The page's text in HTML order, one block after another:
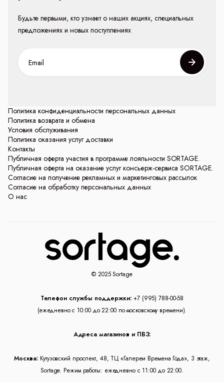
Политика конфиденциальности персональных данных
Политика возврата и обмена
Условия обслуживания
Политика оказания услуг доставки
Контакты
Публичная оферта участия в программе лояльности SORTAGE.
Публичная оферта на оказание услуг консьерж-сервиса SORTAGE.
Согласие на получение рекламных и маркетинговых рассылок
Согласие на обработку персональных данных
О нас
Будьте первыми, кто узнает о наших акциях, специальных
предложениях и новых поступлениях
© 2025 Sortage
Телефон службы поддержки: +7 (995) 788-00-58
(ежедневно с 10:00 до 22:00 по московскому времени).
Адреса магазинов и ПВЗ:
Москва: Кутузовский проспект, 48, ТЦ «Галереи Времена Года», 3 этаж,
Sortage. Режим работы: ежедневно с 11:00 до 22:00.